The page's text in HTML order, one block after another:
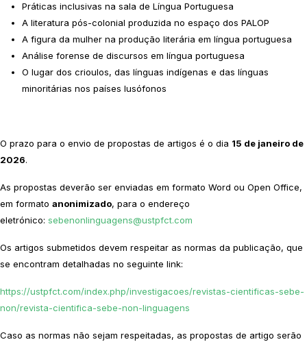
Práticas inclusivas na sala de Língua Portuguesa
A literatura pós-colonial produzida no espaço dos PALOP
A figura da mulher na produção literária em língua portuguesa
Análise forense de discursos em língua portuguesa
O lugar dos crioulos, das línguas indígenas e das línguas
minoritárias nos países lusófonos
O prazo para o envio de propostas de artigos é o dia 15 de janeiro de
2026.
As propostas deverão ser enviadas em formato Word ou Open Office,
em formato anonimizado, para o endereço
eletrónico: sebenonlinguagens@ustpfct.com
Os artigos submetidos devem respeitar as normas da publicação, que
se encontram detalhadas no seguinte link:
https://ustpfct.com/index.php/investigacoes/revistas-cientificas-sebe-
non/revista-cientifica-sebe-non-linguagens
Caso as normas não sejam respeitadas, as propostas de artigo serão